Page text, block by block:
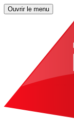
Ouvrir le menu